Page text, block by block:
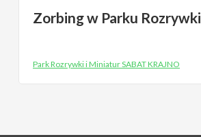
Zorbing w Parku Rozrywki
Park Rozrywki i Miniatur SABAT KRAJNO